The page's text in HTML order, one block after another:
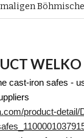
cast-iron safes -
product-detail/